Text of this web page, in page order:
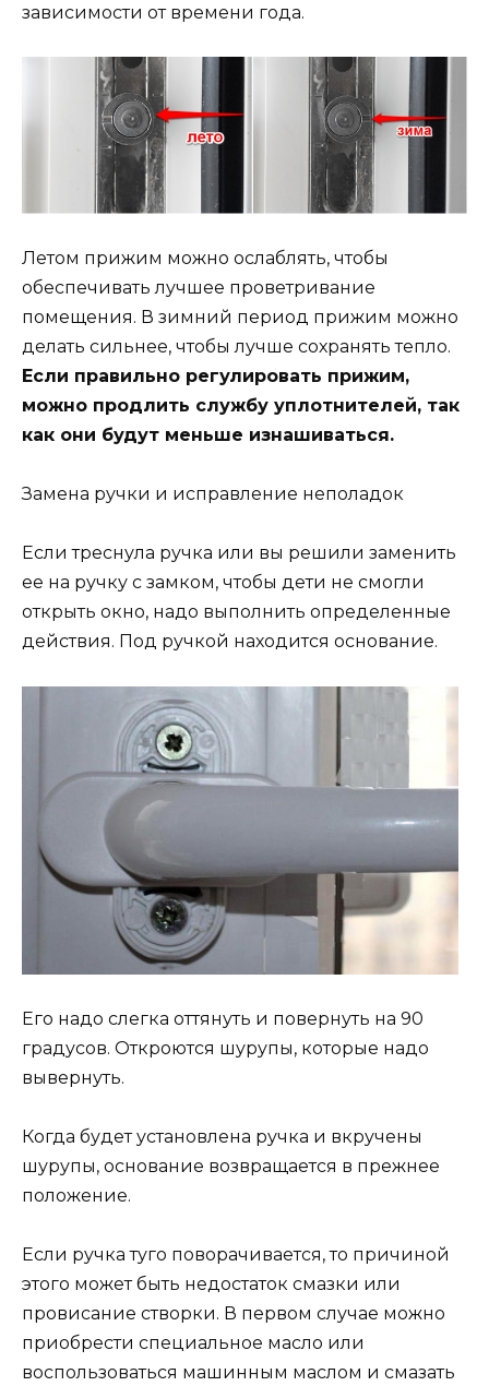
зависимости от времени года.
Летом прижим можно ослаблять, чтобы
обеспечивать лучшее проветривание
помещения. В зимний период прижим можно
делать сильнее, чтобы лучше сохранять тепло.
Если правильно регулировать прижим,
можно продлить службу уплотнителей, так
как они будут меньше изнашиваться.
Замена ручки и исправление неполадок
Если треснула ручка или вы решили заменить
ее на ручку с замком, чтобы дети не смогли
открыть окно, надо выполнить определенные
действия. Под ручкой находится основание.
Его надо слегка оттянуть и повернуть на 90
градусов. Откроются шурупы, которые надо
вывернуть.
Когда будет установлена ручка и вкручены
шурупы, основание возвращается в прежнее
положение.
Если ручка туго поворачивается, то причиной
этого может быть недостаток смазки или
провисание створки. В первом случае можно
приобрести специальное масло или
воспользоваться машинным маслом и смазать